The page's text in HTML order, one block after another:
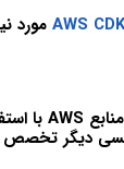
AWS CDK